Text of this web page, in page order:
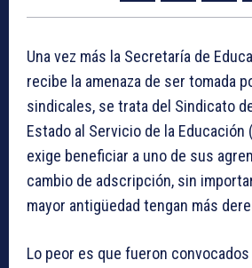
Una vez más la Secretaría de
recibe la amenaza de ser tomada
sindicales, se trata del Sindicato
Estado al Servicio de la Educación
exige beneficiar a uno de sus
cambio de adscripción, sin
mayor antigüedad tengan más
Lo peor es que fueron